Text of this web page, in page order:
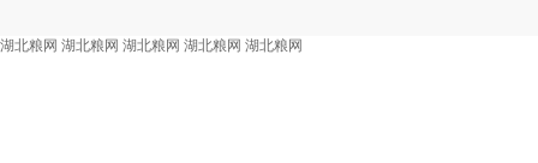
湖北粮网 湖北粮网 湖北粮网 湖北粮网 湖北粮网